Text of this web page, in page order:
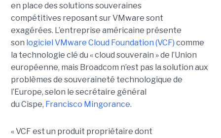
en place des solutions souveraines
compétitives reposant sur VMware sont
exagérées. L’entreprise américaine présente
son logiciel VMware Cloud Foundation (VCF) comme
la technologie clé du « cloud souverain » de l’Union
européenne, mais Broadcom n’est pas la solution aux
problèmes de souveraineté technologique de
l’Europe, selon le secrétaire général
du Cispe, Francisco Mingorance.
« VCF est un produit propriétaire dont